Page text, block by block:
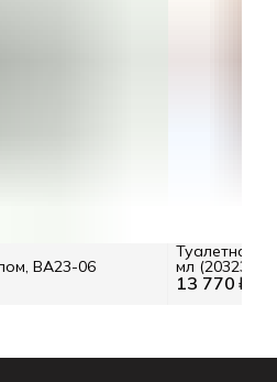
BA23-06
13 770 ₽
Туалетная
мл (203238)